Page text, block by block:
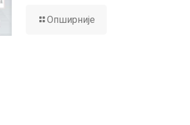
Опширније